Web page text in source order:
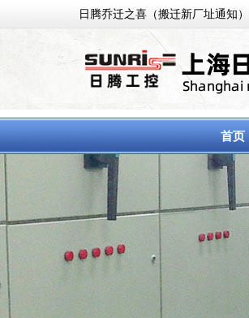
日腾乔迁之喜（搬迁新厂址通知）
首页